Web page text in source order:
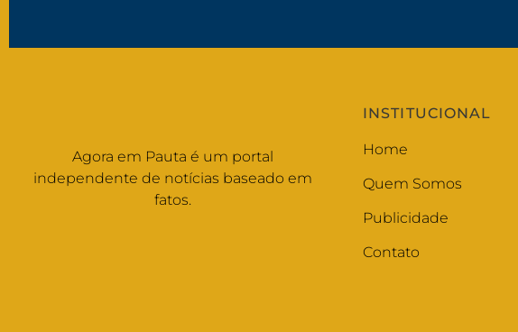
Agora em Pauta é um portal
independente de notícias baseado em
fatos.
INSTITUCIONAL
Home
Quem Somos
Publicidade
Contato